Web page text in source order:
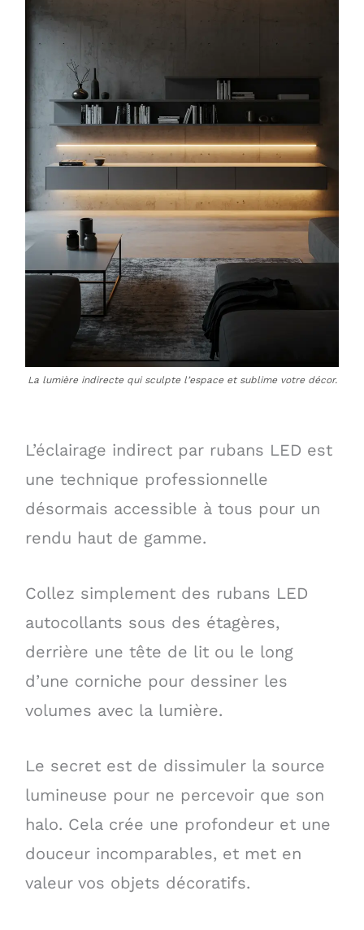
La lumière indirecte qui sculpte l’espace et sublime votre décor.
L’éclairage indirect par rubans LED est
une technique professionnelle
désormais accessible à tous pour un
rendu haut de gamme.
Collez simplement des rubans LED
autocollants sous des étagères,
derrière une tête de lit ou le long
d’une corniche pour dessiner les
volumes avec la lumière.
Le secret est de dissimuler la source
lumineuse pour ne percevoir que son
halo. Cela crée une profondeur et une
douceur incomparables, et met en
valeur vos objets décoratifs.